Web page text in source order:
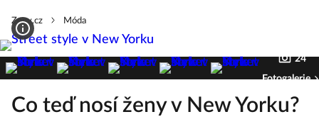
Zeny.cz Móda
24
Fotogalerie
Co teď nosí ženy v New Yorku?